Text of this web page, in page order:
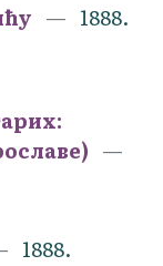
1888.
1888.